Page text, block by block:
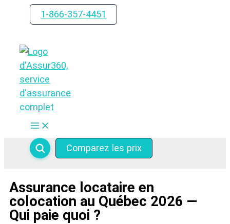
1-866-357-4451
Comparez les prix
Assurance locataire en
colocation au Québec 2026 —
Qui paie quoi ?